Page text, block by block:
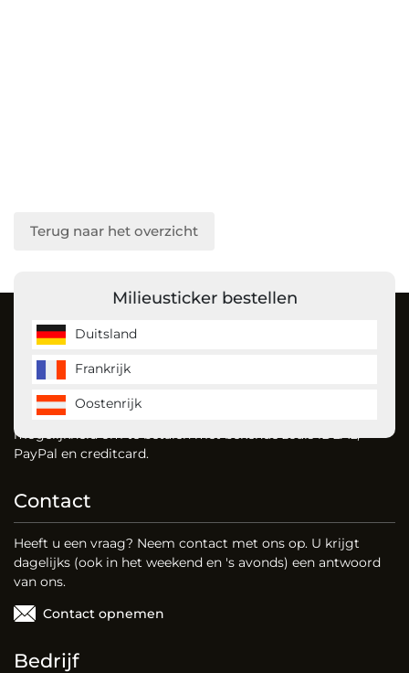
Milieusticker bestellen
Duitsland
Frankrijk
Oostenrijk
Terug naar het overzicht
Over ons
MilieustickerKopen is de milieusticker specialist en bestelt
u gemakkelijk uw milieusticker voor Duitsland, Frankrijk en
vignet voor Oostenrijk. Dankzij onze website heeft u de
mogelijkheid om te betalen met bekende zoals iDEAL,
PayPal en creditcard.
Contact
Heeft u een vraag? Neem contact met ons op. U krijgt
dagelijks (ook in het weekend en 's avonds) een antwoord
van ons.
Contact opnemen
Bedrijf